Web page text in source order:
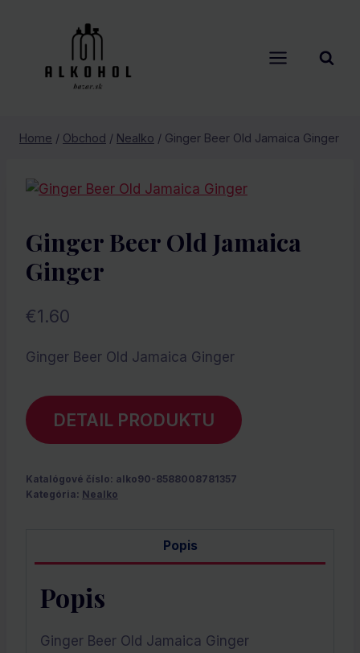
Home / Obchod / Nealko / Ginger Beer Old Jamaica Ginger
Ginger Beer Old Jamaica
Ginger
€1.60
Ginger Beer Old Jamaica Ginger
DETAIL PRODUKTU
Katalógové číslo: alko90-8588008781357
Kategória: Nealko
Popis
Popis
Ginger Beer Old Jamaica Ginger